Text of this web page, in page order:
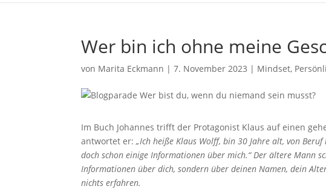
Wer bin ich ohne meine
von Marita Eckmann |7. November 2023 | Mindset,
Im Buch Johannes trifft der Protagonist Klaus auf einen
antwortet er:„Ich heiße Klaus Wolff, bin 30 Jahre alt, von
doch schon einige Informationen über mich.“ Der ältere Mann
Informationen über dich, sondern über deinen Namen, dein
nichts erfahren.